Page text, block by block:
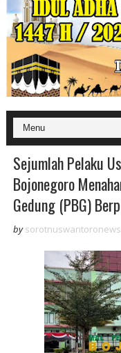
Sejumlah Pelaku
Bojonegoro
Gedung (PBG)
by